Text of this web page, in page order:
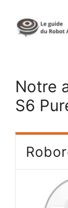
contenu
Notre
S6